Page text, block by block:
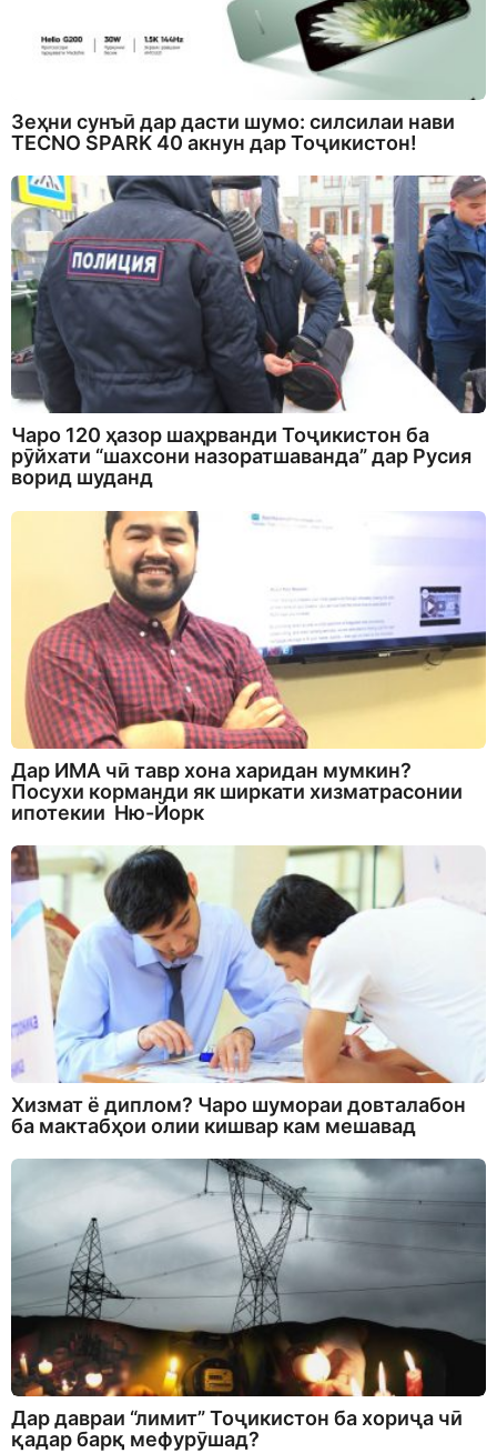
Зеҳни сунъӣ дар дасти шумо: силсилаи нави
TECNO SPARK 40 акнун дар Тоҷикистон!
Чаро 120 ҳазор шаҳрванди Тоҷикистон ба
рӯйхати “шахсони назоратшаванда” дар Русия
ворид шуданд
Дар ИМА чӣ тавр хона харидан мумкин?
Посухи корманди як ширкати хизматрасонии
ипотекии Ню-Йорк
Хизмат ё диплом? Чаро шумораи довталабон
ба мактабҳои олии кишвар кам мешавад
Дар давраи “лимит” Тоҷикистон ба хориҷа чӣ
қадар барқ мефурӯшад?